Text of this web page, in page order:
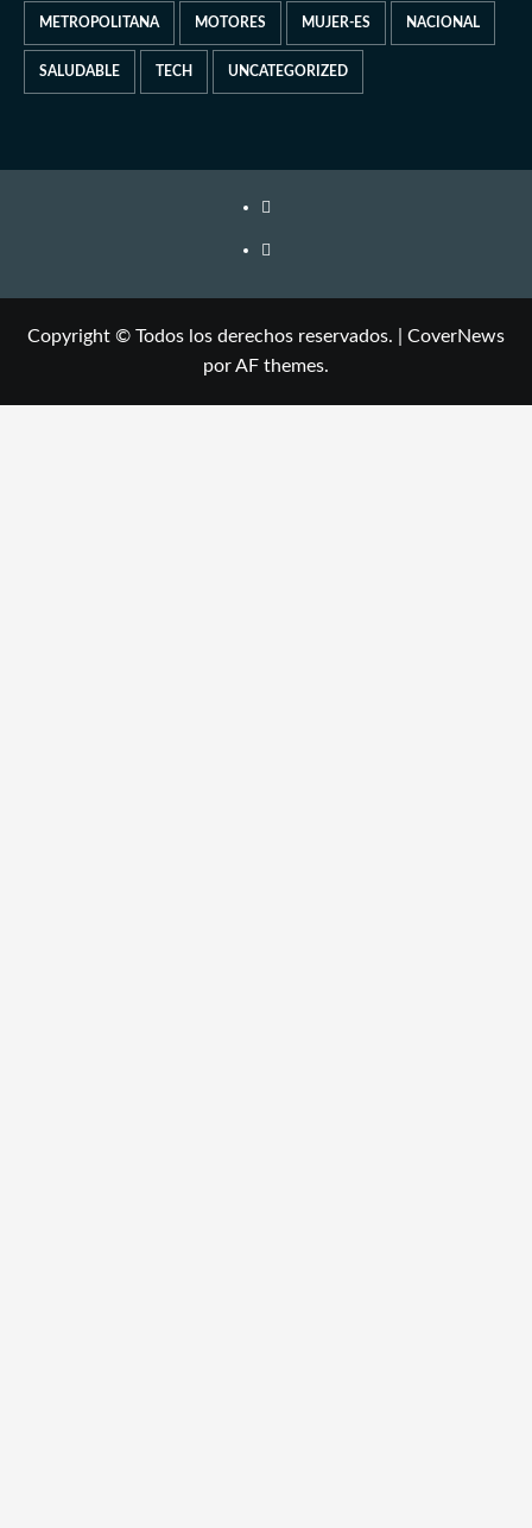
METROPOLITANA MOTORES MUJER-ES NACIONAL
SALUDABLE TECH UNCATEGORIZED
Copyright © Todos los derechos reservados.
CoverNews
por AF themes.